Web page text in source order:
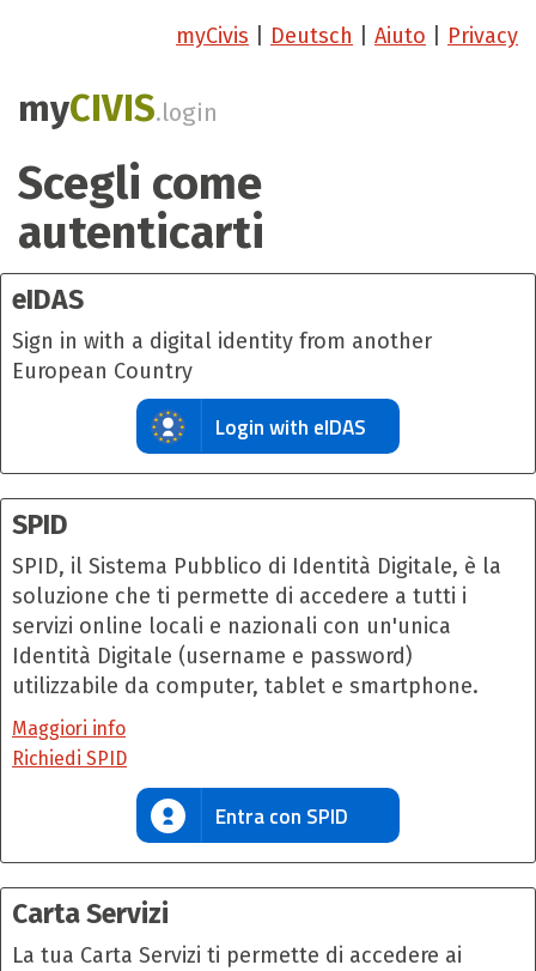
myCivis Deutsch Aiuto Privacy
myCIVIS.login
Scegli come
autenticarti
eIDAS
Sign in with a digital identity from another
European Country
Login with eIDAS
SPID
SPID, il Sistema Pubblico di Identità Digitale, è la
soluzione che ti permette di accedere a tutti i
servizi online locali e nazionali con un'unica
Identità Digitale (username e password)
utilizzabile da computer, tablet e smartphone.
Maggiori info
Richiedi SPID
Entra con SPID
Carta Servizi
La tua Carta Servizi ti permette di accedere ai